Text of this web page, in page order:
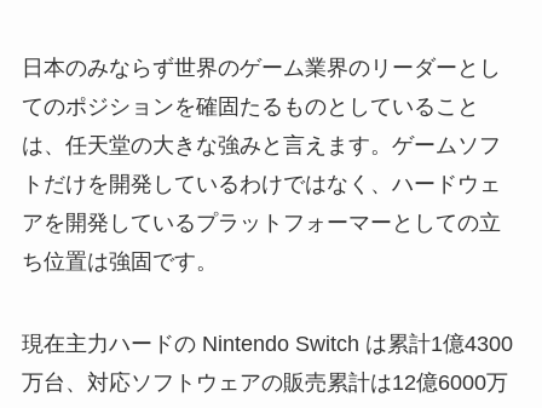
日本のみならず世界のゲーム業界のリーダーとし
てのポジションを確固たるものとしていること
は、任天堂の大きな強みと言えます。ゲームソフ
トだけを開発しているわけではなく、ハードウェ
アを開発しているプラットフォーマーとしての立
ち位置は強固です。
現在主力ハードの Nintendo Switch は累計1億4300
万台、対応ソフトウェアの販売累計は12億6000万